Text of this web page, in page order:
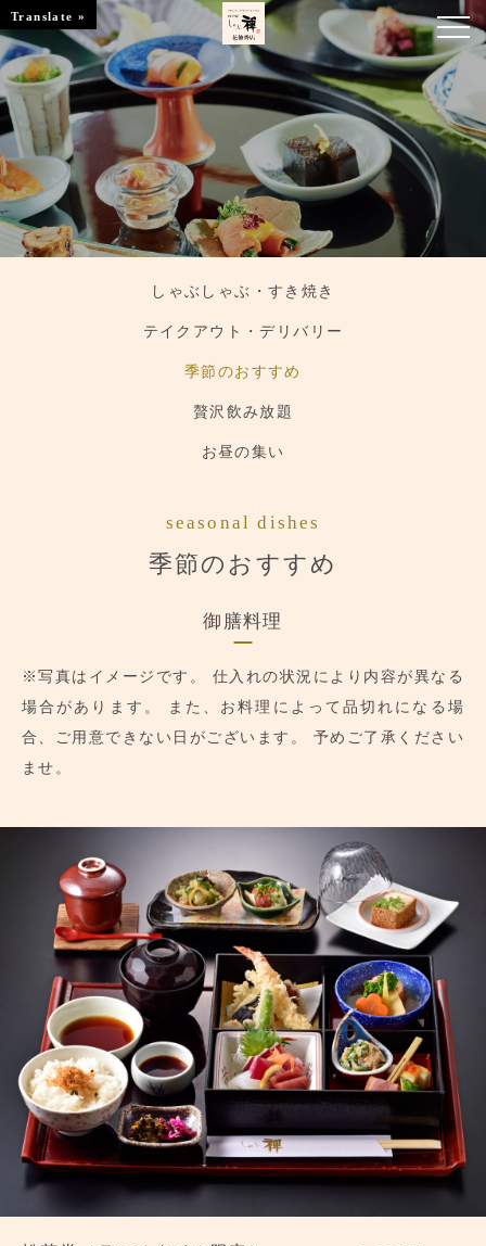
お知らせ
お品書き
くつろぎのお部屋
店舗情報
ブランドトップ
しゃぶしゃぶ・すき焼き
テイクアウト・デリバリー
季節のおすすめ
贅沢飲み放題
お昼の集い
seasonal dishes
季節のおすすめ
御膳料理
※写真はイメージです。
仕入れの状況により内容が異なる
場合があります。
また、お料理によって品切れになる場
合、ご用意できない日がございます。
予めご了承ください
ませ。
Translate »